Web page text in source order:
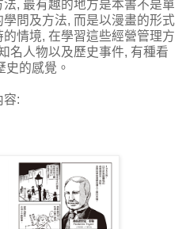
, 最有趣的地方是本書不是單
問及方法, 而是以漫畫的形式
情境, 在學習這些經營管理方
名人物以及歷史事件, 有種看
史的感覺。
容: